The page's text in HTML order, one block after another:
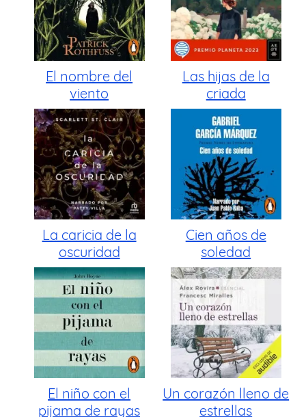
El nombre del
viento
Las hijas de la
criada
La caricia de la
oscuridad
Cien años de
soledad
El niño con el
pijama de rayas
Un corazón lleno de
estrellas